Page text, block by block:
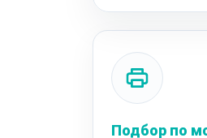
Подбор по